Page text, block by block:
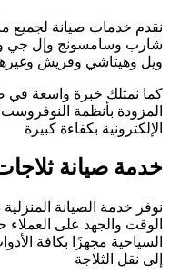
نقدم خدمات صيانة لجميع
شارب وسامسونج وإل جي
ويل وهيتاشي وفريش
كما نمتلك خبرة واسعة في
المزودة بأنظمة
الإلكترونية بكفاءة كبيرة
خدمة صيانة
نوفر خدمة الصيانة
الوقت والجهد على
السياحية مجهزًا بكافة
إلى نقل الثلاجة